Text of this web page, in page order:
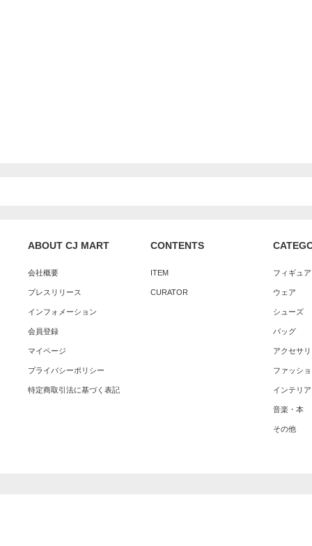
ABOUT CJ MART
会社概要
プレスリリース
インフォメーション
会員登録
マイページ
プライバシーポリシー
特定商取引法に基づく表記
CONTENTS
ITEM
CURATOR
フィギュ
ウェア
シューズ
バッグ
アクセサ
ファッシ
インテリア
音楽・本
その他